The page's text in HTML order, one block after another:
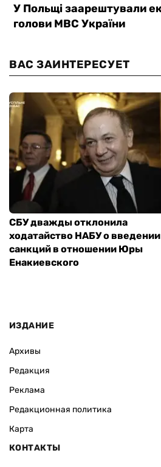
ВАС ЗАИНТЕРЕСУЕТ
СБУ дважды отклонила
ходатайство НАБУ о введении
санкций в отношении Юры
Енакиевского
ИЗДАНИЕ
Архивы
Редакция
Реклама
Редакционная политика
Карта
КОНТАКТЫ